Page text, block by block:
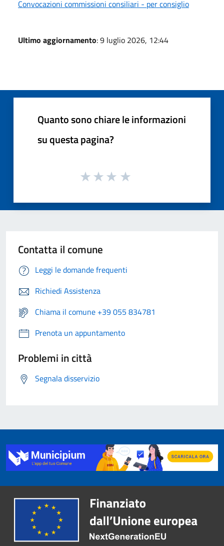
Convocazioni commissioni consiliari - per consiglio
Ultimo aggiornamento: 9 luglio 2026, 12:44
Quanto sono chiare le informazioni
su questa pagina?
Contatta il comune
Leggi le domande frequenti
Richiedi Assistenza
Chiama il comune +39 055 834781
Prenota un appuntamento
Problemi in città
Segnala disservizio